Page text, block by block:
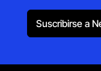
Suscribirse a